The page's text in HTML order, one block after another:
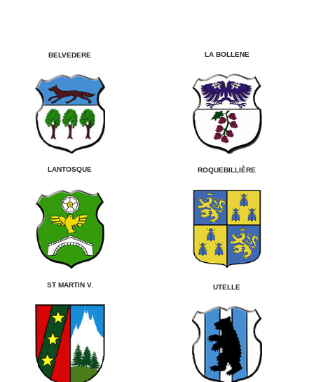
BELVEDERE LA BOLLENE
LANTOSQUE ROQUEBILLIÈRE
ST MARTIN V. UTELLE